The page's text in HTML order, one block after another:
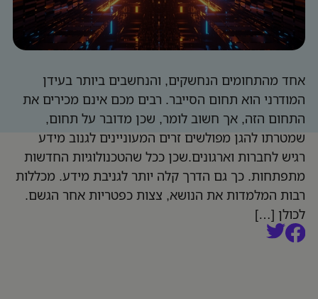
אחד מהתחומים הנחשקים, והנחשבים ביותר בעידן
המודרני הוא תחום הסייבר. רבים מכם אינם מכירים את
התחום הזה, אך חשוב לומר, שכן מדובר על תחום,
שמטרתו להגן מפולשים זרים המעוניינים לגנוב מידע
רגיש לחברות וארגונים.שכן ככל שהטכנולוגיות החדשות
מתפתחות. כך גם הדרך קלה יותר לגניבת מידע. מכללות
רבות המלמדות את הנושא, צצות כפטריות אחר הגשם.
לכולן […]